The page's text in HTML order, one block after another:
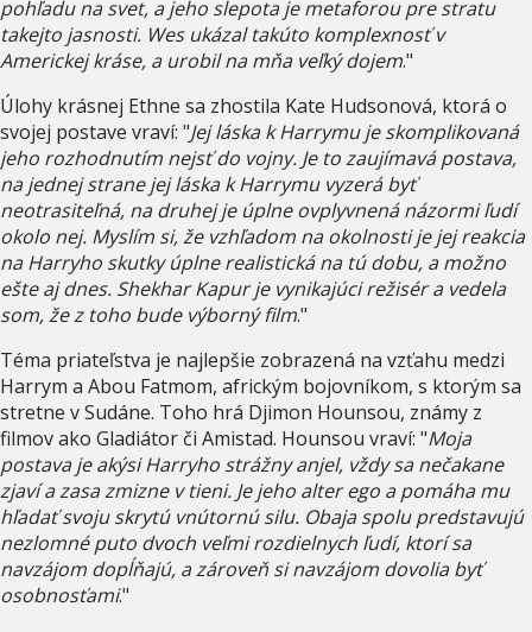
pohľadu na svet, a jeho slepota je metaforou pre stratu
takejto jasnosti. Wes ukázal takúto komplexnosť v
Americkej kráse, a urobil na mňa veľký dojem."
Úlohy krásnej Ethne sa zhostila Kate Hudsonová, ktorá o
svojej postave vraví: "Jej láska k Harrymu je skomplikovaná
jeho rozhodnutím nejsť do vojny. Je to zaujímavá postava,
na jednej strane jej láska k Harrymu vyzerá byť
neotrasiteľná, na druhej je úplne ovplyvnená názormi ľudí
okolo nej. Myslím si, že vzhľadom na okolnosti je jej reakcia
na Harryho skutky úplne realistická na tú dobu, a možno
ešte aj dnes. Shekhar Kapur je vynikajúci režisér a vedela
som, že z toho bude výborný film."
Téma priateľstva je najlepšie zobrazená na vzťahu medzi
Harrym a Abou Fatmom, africkým bojovníkom, s ktorým sa
stretne v Sudáne. Toho hrá Djimon Hounsou, známy z
filmov ako Gladiátor či Amistad. Hounsou vraví: "Moja
postava je akýsi Harryho strážny anjel, vždy sa nečakane
zjaví a zasa zmizne v tieni. Je jeho alter ego a pomáha mu
hľadať svoju skrytú vnútornú silu. Obaja spolu predstavujú
nezlomné puto dvoch veľmi rozdielnych ľudí, ktorí sa
navzájom dopĺňajú, a zároveň si navzájom dovolia byť
osobnosťami."